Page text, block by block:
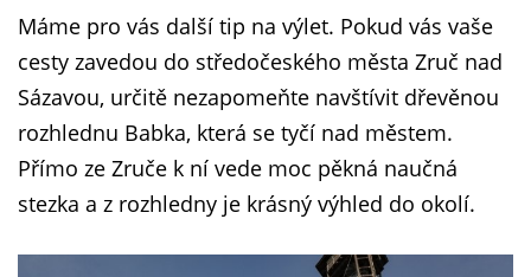
Máme pro vás další tip na výlet. Pokud vás vaše
cesty zavedou do středočeského města Zruč nad
Sázavou, určitě nezapomeňte navštívit dřevěnou
rozhlednu Babka, která se tyčí nad městem.
Přímo ze Zruče k ní vede moc pěkná naučná
stezka a z rozhledny je krásný výhled do okolí.